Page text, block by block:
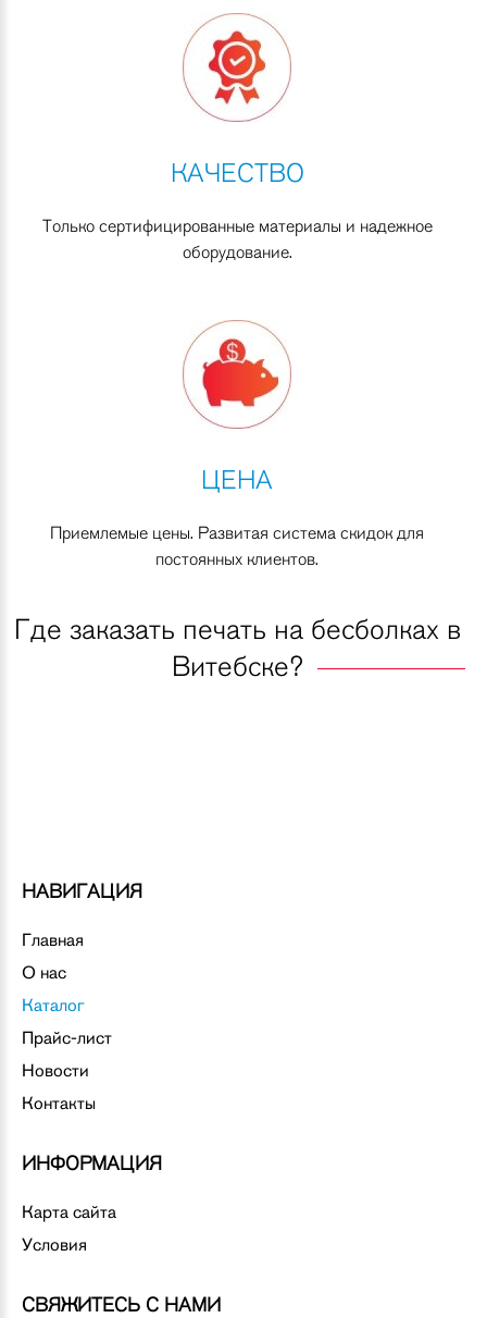
КАЧЕСТВО
Только сертифицированные материалы и надежное
оборудование.
ЦЕНА
Приемлемые цены. Развитая система скидок для
постоянных клиентов.
Где заказать печать на бесболках в
Витебске?
НАВИГАЦИЯ
Главная
О нас
Каталог
Прайс-лист
Новости
Контакты
ИНФОРМАЦИЯ
Карта сайта
Условия
СВЯЖИТЕСЬ С НАМИ